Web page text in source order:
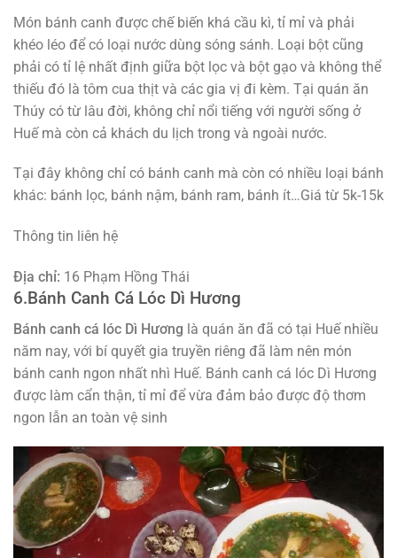
Món bánh canh được chế biến khá cầu kì, tỉ mỉ và phải
khéo léo để có loại nước dùng sóng sánh. Loại bột cũng
phải có tỉ lệ nhất định giữa bột lọc và bột gạo và không thể
thiếu đó là tôm cua thịt và các gia vị đi kèm. Tại quán ăn
Thúy có từ lâu đời, không chỉ nổi tiếng với người sống ở
Huế mà còn cả khách du lịch trong và ngoài nước.
Tại đây không chỉ có bánh canh mà còn có nhiều loại bánh
khác: bánh lọc, bánh nậm, bánh ram, bánh ít…Giá từ 5k-15k
Thông tin liên hệ
Địa chỉ: 16 Phạm Hồng Thái
6.Bánh Canh Cá Lóc Dì Hương
Bánh canh cá lóc Dì Hương là quán ăn đã có tại Huế nhiều
năm nay, với bí quyết gia truyền riêng đã làm nên món
bánh canh ngon nhất nhì Huế. Bánh canh cá lóc Dì Hương
được làm cẩn thận, tỉ mỉ để vừa đảm bảo được độ thơm
ngon lẫn an toàn vệ sinh